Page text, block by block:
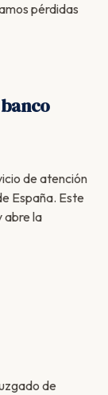
pérdidas
de atención
España. Este
abre la
de